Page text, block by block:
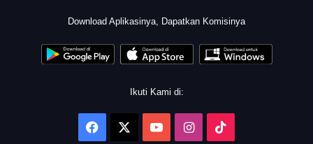
Download Aplikasinya, Dapatkan Komisinya
Ikuti Kami di:
Facebook YouTubeInstagram